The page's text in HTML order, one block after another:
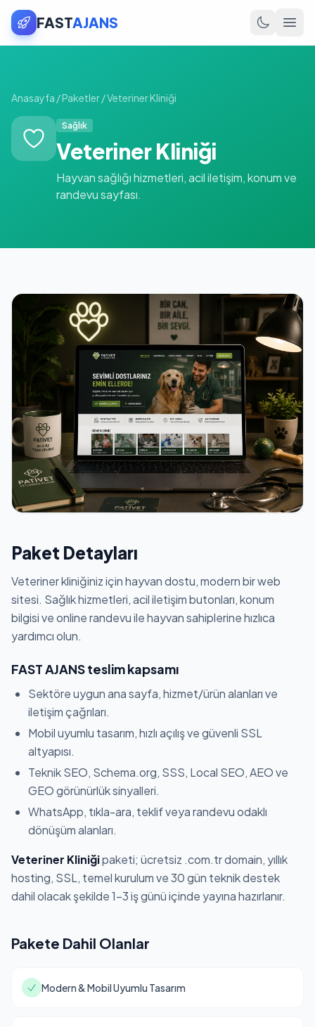
FASTAJANS
Anasayfa /Paketler/Veteriner Kliniği
Sağlık
Veteriner Kliniği
Hayvan sağlığı hizmetleri, acil iletişim, konum ve
randevu sayfası.
Paket Detayları
Veteriner kliniğiniz için hayvan dostu, modern bir web
sitesi. Sağlık hizmetleri, acil iletişim butonları, konum
bilgisi ve online randevu ile hayvan sahiplerine hızlıca
yardımcı olun.
FAST AJANS teslim kapsamı
Sektöre uygun ana sayfa, hizmet/ürün alanları ve
iletişim çağrıları.
Mobil uyumlu tasarım, hızlı açılış ve güvenli SSL
altyapısı.
Teknik SEO, Schema.org, SSS, Local SEO, AEO ve
GEO görünürlük sinyalleri.
WhatsApp, tıkla-ara, teklif veya randevu odaklı
dönüşüm alanları.
Veteriner Kliniğipaketi; ücretsiz .com.tr domain, yıllık
hosting, SSL, temel kurulum ve 30 gün teknik destek
dahil olacak şekilde 1-3 iş günü içinde yayına hazırlanır.
Pakete Dahil Olanlar
Modern & Mobil Uyumlu Tasarım